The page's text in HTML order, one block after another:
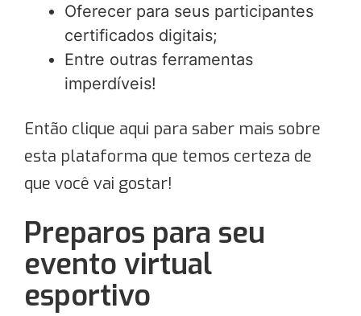
Oferecer para seus participantes
certificados digitais;
Entre outras ferramentas
imperdíveis!
Então clique aqui para saber mais sobre
esta plataforma que temos certeza de
que você vai gostar!
Preparos para seu
evento virtual
esportivo